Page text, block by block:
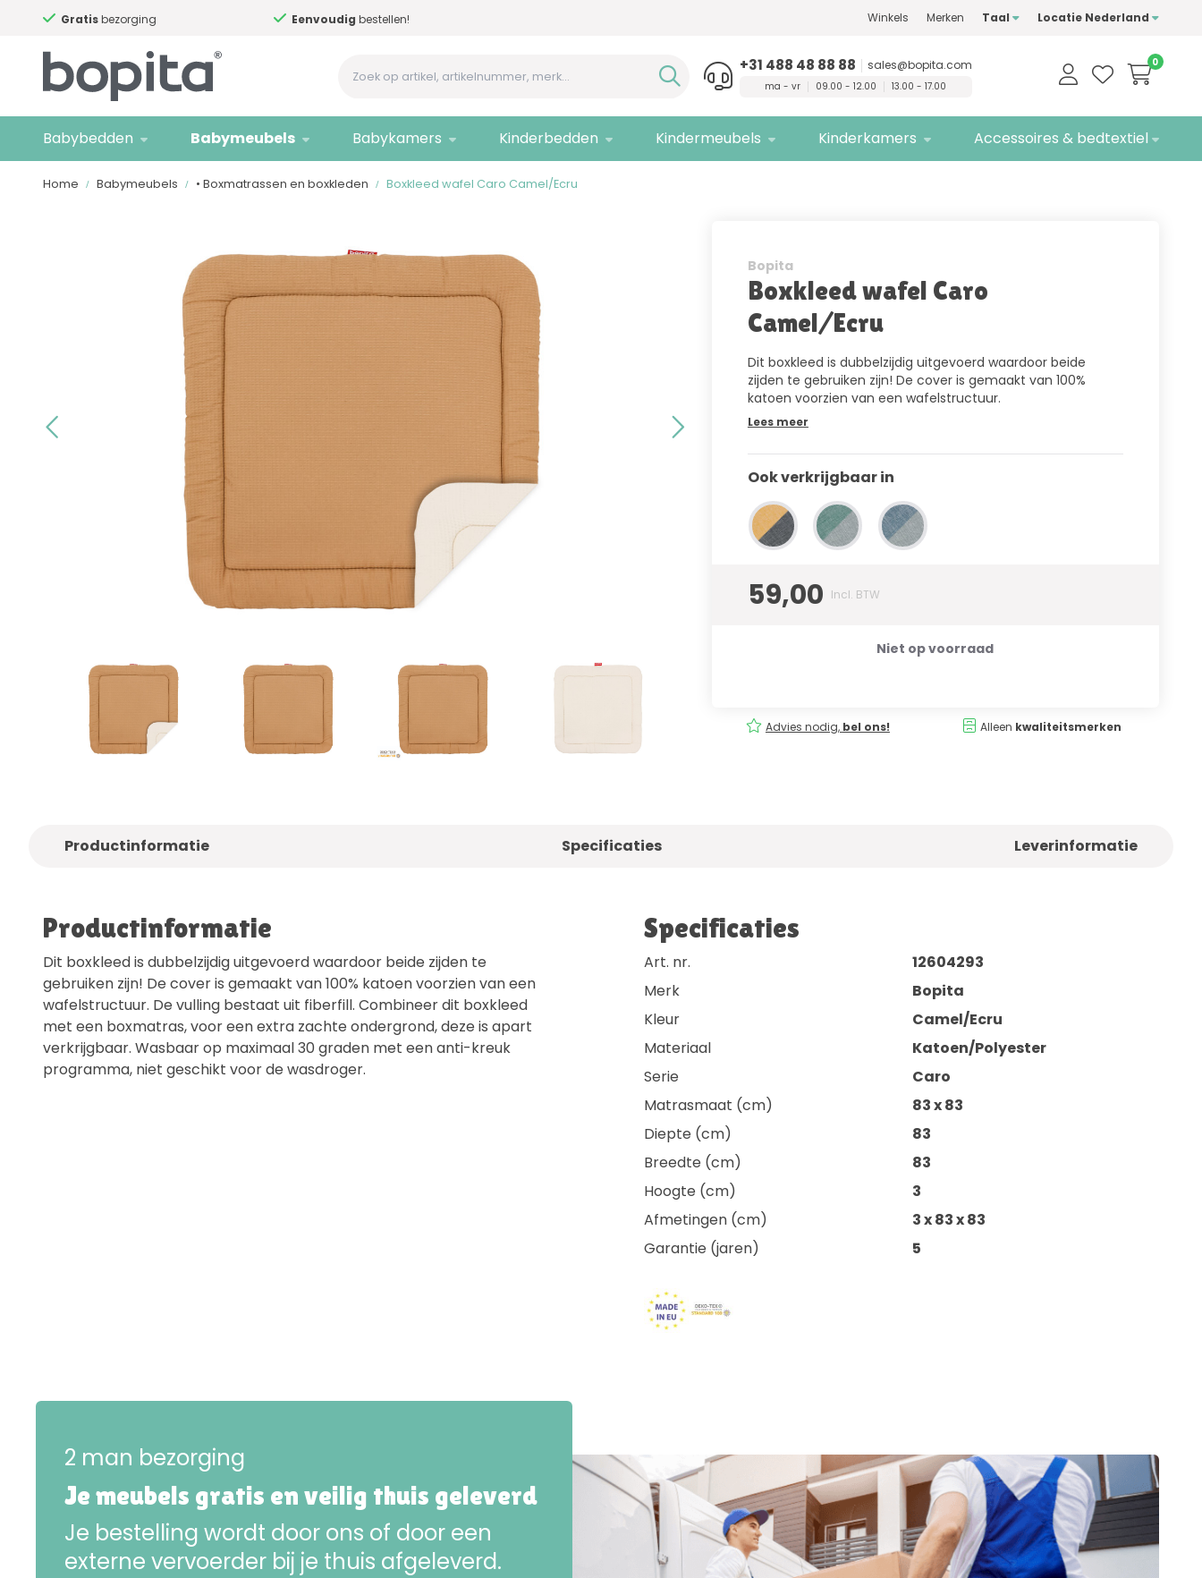
Gratisbezorging Eenvoudig bestellen! kwaliteitsmerken Gratis bezorging
Winkels Merken Taal Locatie Nederland
0
+31 488 48 88 88 sales@bopita.com
ma - vr 09.00 - 12.00 13.00 - 17.00
Babybedden Babymeubels Babykamers Kinderbedden Kindermeubels Kinderkamers Accessoires & bedtextiel
Home Babymeubels • Boxmatrassen en boxkleden Boxkleed wafel Caro Camel/Ecru
Bopita
Boxkleed wafel Caro
Camel/Ecru
Dit boxkleed is dubbelzijdig uitgevoerd waardoor beide
zijden te gebruiken zijn! De cover is gemaakt van 100%
katoen voorzien van een wafelstructuur.
Lees meer
Ook verkrijgbaar in
59,00 Incl. BTW
Niet op voorraad
Alleen kwaliteitsmerken Gratis bezorging Advies nodig, bel ons! Alleen kwaliteitsmerken
Productinformatie Specificaties Leverinformatie
Productinformatie
Dit boxkleed is dubbelzijdig uitgevoerd waardoor beide zijden te
gebruiken zijn! De cover is gemaakt van 100% katoen voorzien van een
wafelstructuur. De vulling bestaat uit fiberfill. Combineer dit boxkleed
met een boxmatras, voor een extra zachte ondergrond, deze is apart
verkrijgbaar. Wasbaar op maximaal 30 graden met een anti-kreuk
programma, niet geschikt voor de wasdroger.
Specificaties
Art. nr.
12604293
Merk
Bopita
Kleur
Camel/Ecru
Materiaal
Katoen/Polyester
Serie
Caro
Matrasmaat (cm)
83 x 83
Diepte (cm)
83
Breedte (cm)
83
Hoogte (cm)
3
Afmetingen (cm)
3 x 83 x 83
Garantie (jaren)
5
2 man bezorging
Je meubels gratis en veilig thuis geleverd
Je bestelling wordt door ons of door een
externe vervoerder bij je thuis afgeleverd.